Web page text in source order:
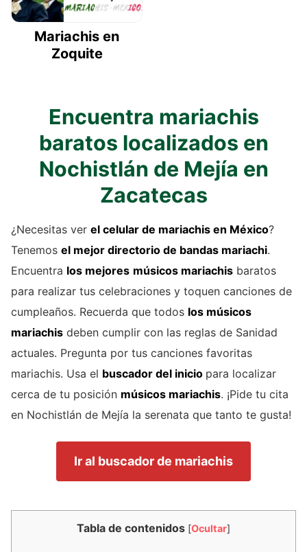
Mariachis en
Zoquite
Encuentra mariachis
baratos localizados en
Nochistlán de Mejía en
Zacatecas
¿Necesitas ver el celular de mariachis en México?
Tenemos el mejor directorio de bandas mariachi.
Encuentra los mejores músicos mariachis baratos
para realizar tus celebraciones y toquen canciones de
cumpleaños. Recuerda que todos los músicos
mariachis deben cumplir con las reglas de Sanidad
actuales. Pregunta por tus canciones favoritas
mariachis. Usa el buscador del inicio para localizar
cerca de tu posición músicos mariachis. ¡Pide tu cita
en Nochistlán de Mejía la serenata que tanto te gusta!
Ir al buscador de mariachis
Tabla de contenidos [Ocultar]